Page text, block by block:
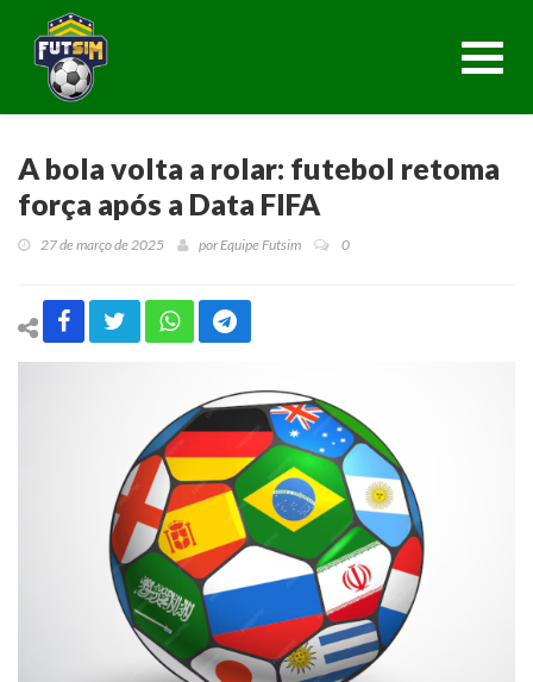
A bola volta a rolar: futebol retoma
força após a Data FIFA
27 de março de 2025 por Equipe Futsim 0